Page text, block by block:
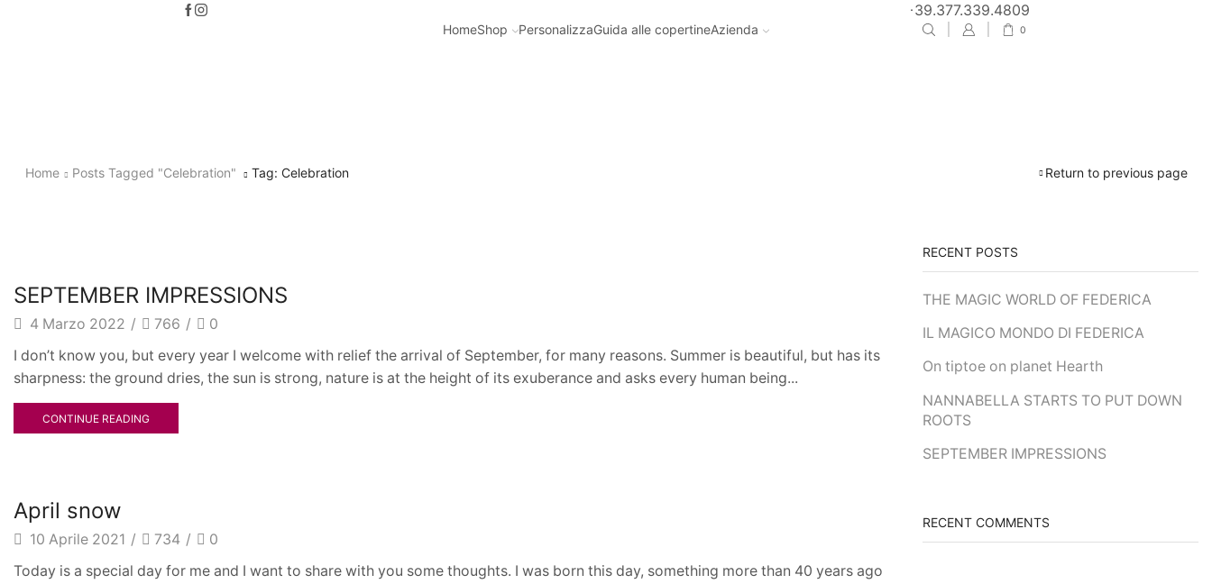
HomeShop PersonalizzaGuida alle copertineAzienda 0
Return to previous page
Home Posts Tagged "celebration" Tag: Celebration
news
SEPTEMBER IMPRESSIONS
4 Marzo 2022 / 766 /
0
I don’t know you, but every year I welcome with relief the arrival of September, for many reasons. Summer is beautiful, but has its
sharpness: the ground dries, the sun is strong, nature is at the height of its exuberance and asks every human being...
CONTINUE READING
news
April snow
10 Aprile 2021 / 734 /
0
Today is a special day for me and I want to share with you some thoughts. I was born this day, something more than 40 years ago
RECENT POSTS
THE MAGIC WORLD OF FEDERICA
IL MAGICO MONDO DI FEDERICA
On tiptoe on planet Hearth
NANNABELLA STARTS TO PUT DOWN
ROOTS
SEPTEMBER IMPRESSIONS
RECENT COMMENTS